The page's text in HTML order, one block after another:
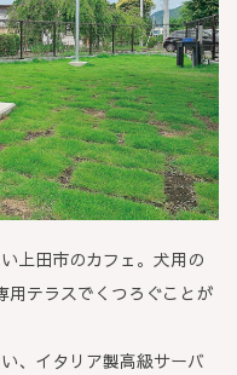
上田市のカフェ。犬用の
用テラスでくつろぐことが
、イタリア製高級サーバ